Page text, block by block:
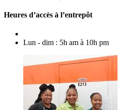
Heures d’accès à l’entrepôt
Lun - dim : 5h am à 10h pm